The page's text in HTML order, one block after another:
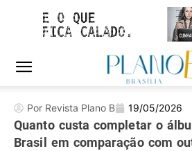
Por Revista Plano B 19/05/2026
Quanto custa completar o
Brasil em comparação com